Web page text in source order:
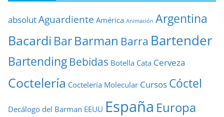
absolutAguardiente América Animación Argentina
Bacardi BarBarman Barra Bartender
Bartending Bebidas Botella Cata Cerveza
Coctelería Coctelería Molecular Cursos Cóctel
Decálogo del Barman EEUU España Europa